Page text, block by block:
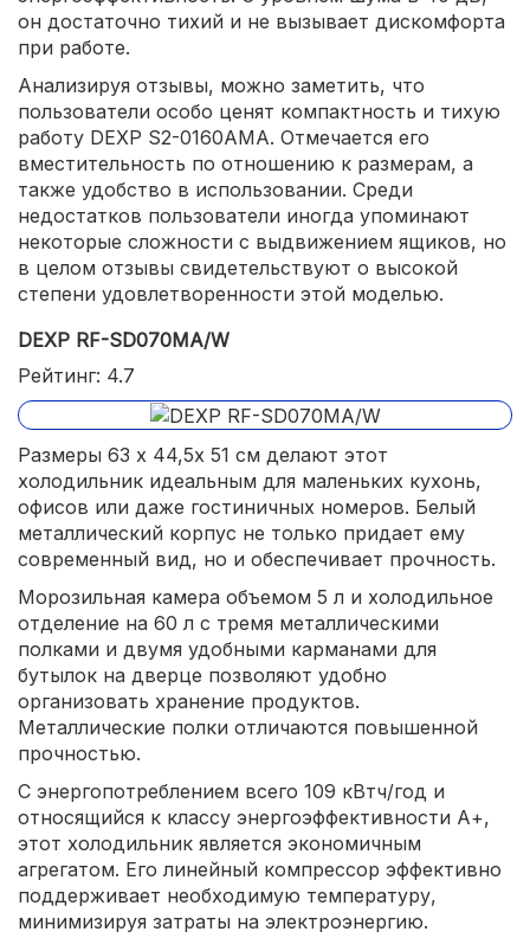
он достаточно тихий и не вызывает дискомфорта
при работе.
Анализируя отзывы, можно заметить, что
пользователи особо ценят компактность и тихую
работу DEXP S2-0160AMA. Отмечается его
вместительность по отношению к размерам, а
также удобство в использовании. Среди
недостатков пользователи иногда упоминают
некоторые сложности с выдвижением ящиков, но
в целом отзывы свидетельствуют о высокой
степени удовлетворенности этой моделью.
DEXP RF-SD070MA/W
Рейтинг: 4.7
Размеры 63 х 44,5х 51 см делают этот
холодильник идеальным для маленьких кухонь,
офисов или даже гостиничных номеров. Белый
металлический корпус не только придает ему
современный вид, но и обеспечивает прочность.
Морозильная камера объемом 5 л и холодильное
отделение на 60 л с тремя металлическими
полками и двумя удобными карманами для
бутылок на дверце позволяют удобно
организовать хранение продуктов.
Металлические полки отличаются повышенной
прочностью.
С энергопотреблением всего 109 кВтч/год и
относящийся к классу энергоэффективности А+,
этот холодильник является экономичным
агрегатом. Его линейный компрессор эффективно
поддерживает необходимую температуру,
минимизируя затраты на электроэнергию.